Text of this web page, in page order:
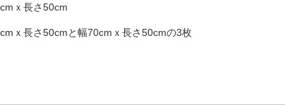
ｘ長さ50cm
ｘ長さ50cmと幅70cmｘ長さ50cmの3枚